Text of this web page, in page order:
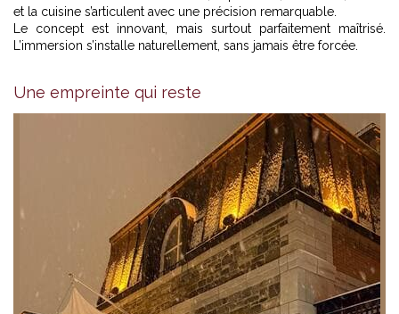
et la cuisine s’articulent avec une précision remarquable.
Le concept est innovant, mais surtout parfaitement maîtrisé.
L’immersion s’installe naturellement, sans jamais être forcée.
Une empreinte qui reste